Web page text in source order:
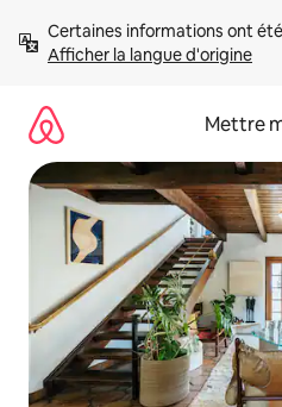
directement
Afficher la langue d'origine
Mettre